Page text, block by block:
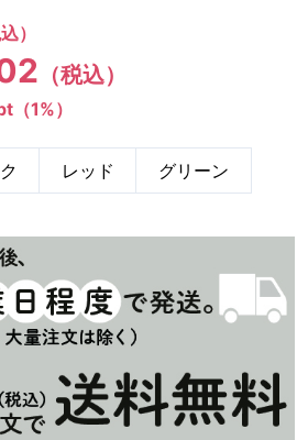
）
（税込）
（1%）
レッド
グリーン